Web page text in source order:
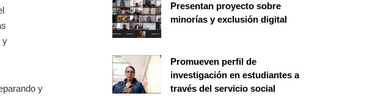
y
y
Presentan proyecto sobre
minorías y exclusión digital
Promueven perfil de
investigación en estudiantes a
través del servicio social